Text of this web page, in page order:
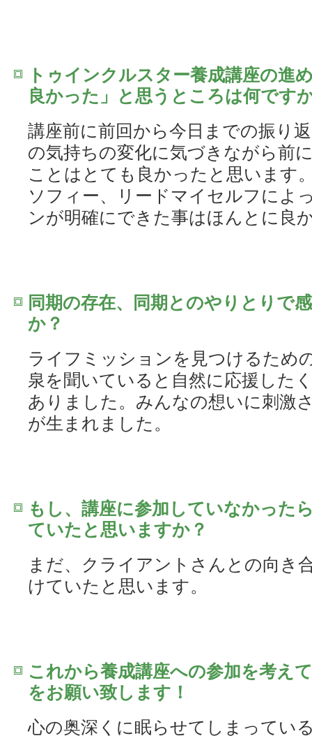
トゥインクルスター養成講座の進
良かった」と思うところは何です
講座前に前回から今日までの振り
の気持ちの変化に気づきながら前
ことはとても良かったと思います
ソフィー、リードマイセルフによ
ンが明確にできた事はほんとに良
同期の存在、同期とのやりとりで
か？
ライフミッションを見つけるため
泉を聞いていると自然に応援した
ありました。みんなの想いに刺激
が生まれました。
もし、講座に参加していなかった
ていたと思いますか？
まだ、クライアントさんとの向き
けていたと思います。
これから養成講座への参加を考え
をお願い致します！
心の奥深くに眠らせてしまってい